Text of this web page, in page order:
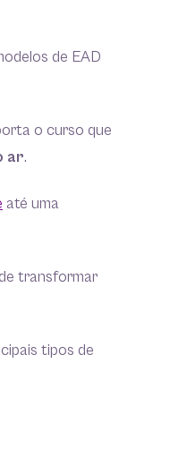
de EAD
o curso que
ar.
até uma
transformar
tipos de